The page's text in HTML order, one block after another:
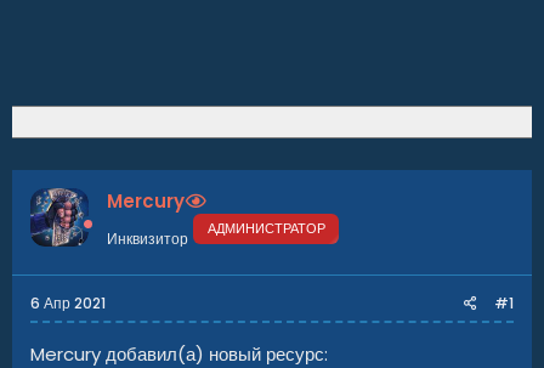
Mercury
Инквизитор АДМИНИСТРАТОР
6 Апр 2021 #1
Mercury добавил(а) новый ресурс: